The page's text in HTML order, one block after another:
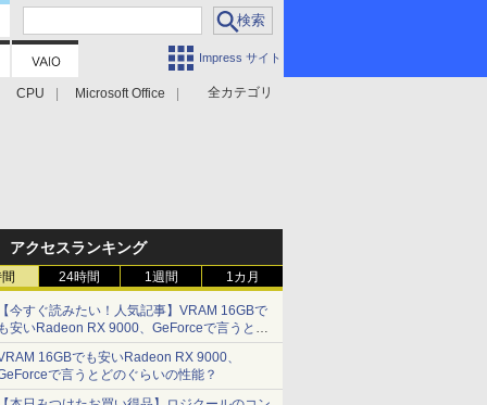
Impress サイト
全カテゴリ
CPU Microsoft Office
アクセスランキング
24時間 1週間 1カ月
今すぐ読みたい！人気記事】VRAM 16GBで
安いRadeon RX 9000、GeForceで言うとど
ぐらいの性能？ - PC Watch
16GBでも安いRadeon RX 9000、
で言うとどのぐらいの性能？